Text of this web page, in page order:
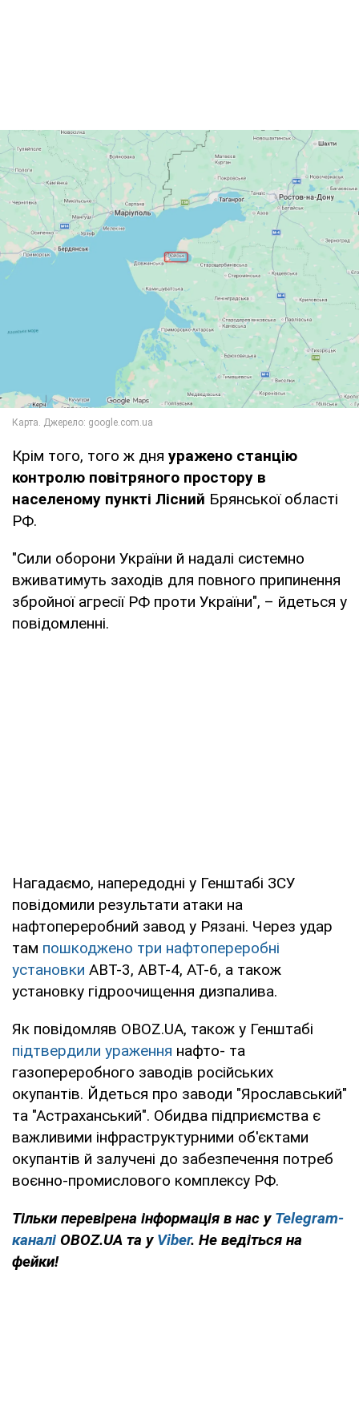
Крім того, того ж дня уражено станцію
контролю повітряного простору в
населеному пункті Лісний Брянської області
РФ.
"Сили оборони України й надалі системно
вживатимуть заходів для повного припинення
збройної агресії РФ проти України", – йдеться у
повідомленні.
Нагадаємо, напередодні у Генштабі ЗСУ
повідомили результати атаки на
нафтопереробний завод у Рязані. Через удар
там пошкоджено три нафтопереробні
установки АВТ-3, АВТ-4, АТ-6, а також
установку гідроочищення дизпалива.
Як повідомляв OBOZ.UA, також у Генштабі
підтвердили ураження нафто- та
газопереробного заводів російських
окупантів. Йдеться про заводи "Ярославський"
та "Астраханський". Обидва підприємства є
важливими інфраструктурними об'єктами
окупантів й залучені до забезпечення потреб
воєнно-промислового комплексу РФ.
Тільки перевірена інформація в нас у Telegram-
каналі OBOZ.UA та у Viber. Не ведіться на
фейки!